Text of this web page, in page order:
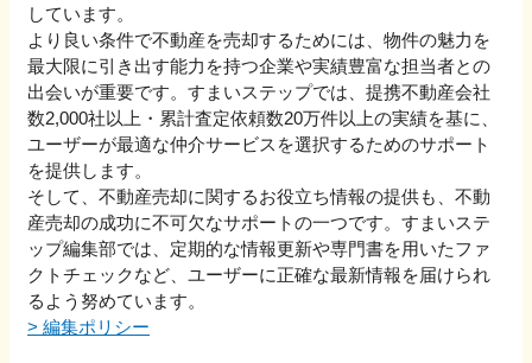
しています。
より良い条件で不動産を売却するためには、物件の魅力を
最大限に引き出す能力を持つ企業や実績豊富な担当者との
出会いが重要です。すまいステップでは、提携不動産会社
数2,000社以上・累計査定依頼数20万件以上の実績を基に、
ユーザーが最適な仲介サービスを選択するためのサポート
を提供します。
そして、不動産売却に関するお役立ち情報の提供も、不動
産売却の成功に不可欠なサポートの一つです。すまいステ
ップ編集部では、定期的な情報更新や専門書を用いたファ
クトチェックなど、ユーザーに正確な最新情報を届けられ
るよう努めています。
> 編集ポリシー